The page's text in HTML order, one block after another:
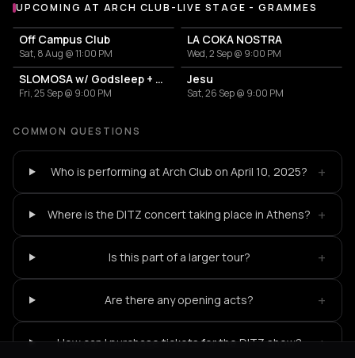
More events at Arch Club-Live Stage - Grammes
UPCOMING AT ARCH CLUB-LIVE STAGE - GRAMMES
Off Campus Club
Sat, 8 Aug @ 11:00 PM
LA COKA NOSTRA
Wed, 2 Sep @ 9:00 PM
SLOMOSA w/ Godsleep + Rainyard
Fri, 25 Sep @ 9:00 PM
Jesu
Sat, 26 Sep @ 9:00 PM
COMMON QUESTIONS
Who is performing at Arch Club on April 10, 2025? +
Where is the DITZ concert taking place in Athens? +
Is this part of a larger tour? +
Are there any opening acts? +
How can I purchase tickets for the DITZ show? +